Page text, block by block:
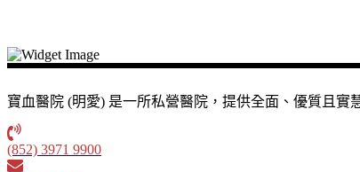
寶血醫院 (明愛) 是一所私營醫院，提供全面、優質且
(852) 3971 9900